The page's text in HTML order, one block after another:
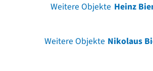
Weitere Objekte Heinz
Weitere Objekte Nikolaus